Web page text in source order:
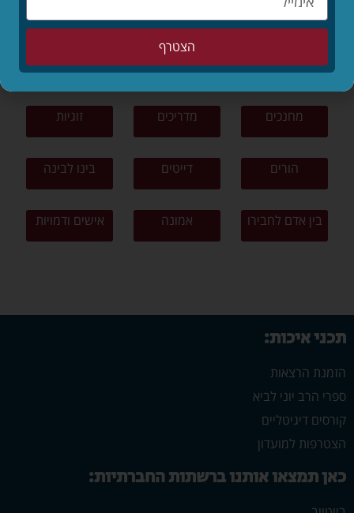
תפילה
ציונות דתית פרשת שבוע סיפורים
מחנכים מדריכים זוגיות
הורים דייטים בינו לבינה
בין אדם לחבירו אמונה אישים ודמויות
תכני איכות:
הזמנת הרצאות
ספרי הרב יוני לביא
קורסים דיגיטליים
הצטרפות למועדון
כאן תמצאו אותנו ברשתות החברתיות:
הצטרף